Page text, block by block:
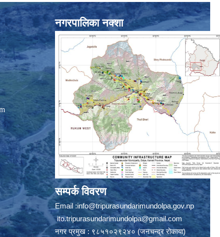
नगरपालिका नक्शा
सम्पर्क विवरण
Email :info@tripurasundarimundolpa.gov.np
ito.tripurasundarimundolpa@gmail.com
नगर प्रमुख : ९८५१०२९२४० (जनचन्द्र रोकाया)